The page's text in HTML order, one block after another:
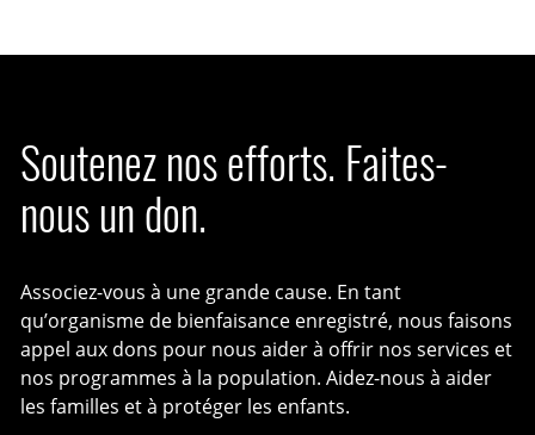
Soutenez nos efforts. Faites-
nous un don.
Associez-vous à une grande cause. En tant
qu’organisme de bienfaisance enregistré, nous faisons
appel aux dons pour nous aider à offrir nos services et
nos programmes à la population. Aidez-nous à aider
les familles et à protéger les enfants.